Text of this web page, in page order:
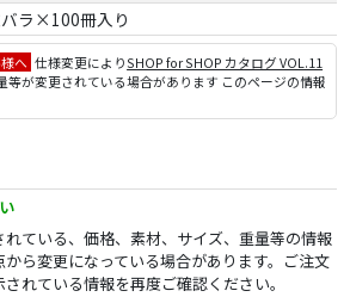
ラ×100冊入り
へ 仕様変更によりSHOP for SHOP カタログ VOL.11
等が変更されている場合があります このページの情報
れている、価格、素材、サイズ、重量等の情報
ら変更になっている場合があります。ご注文
れている情報を再度ご確認ください。